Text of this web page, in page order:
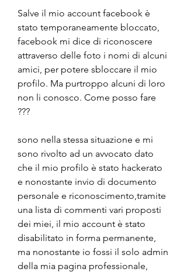
Salve il mio account facebook è
stato temporaneamente bloccato,
facebook mi dice di riconoscere
attraverso delle foto i nomi di alcuni
amici, per potere sbloccare il mio
profilo. Ma purtroppo alcuni di loro
non li conosco. Come posso fare
???
sono nella stessa situazione e mi
sono rivolto ad un avvocato dato
che il mio profilo è stato hackerato
e nonostante invio di documento
personale e riconoscimento,tramite
una lista di commenti vari proposti
dei miei, il mio account è stato
disabilitato in forma permanente,
ma nonostante io fossi il solo admin
della mia pagina professionale,